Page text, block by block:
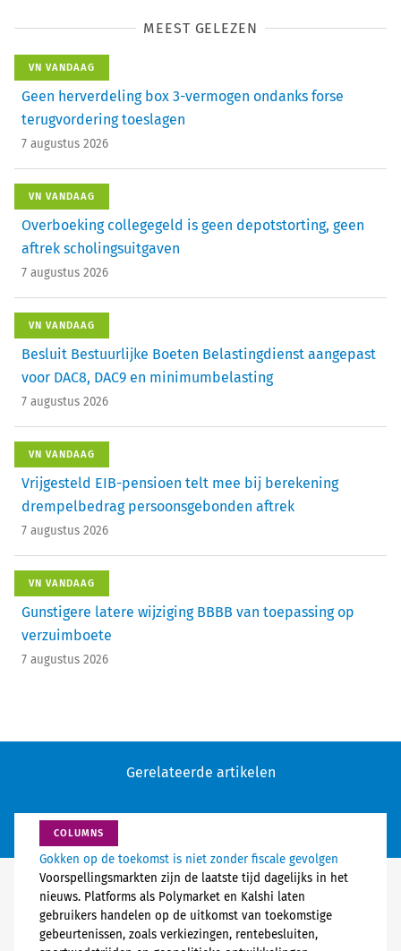
MEEST GELEZEN
VN VANDAAG
Geen herverdeling box 3-vermogen ondanks forse
terugvordering toeslagen
7 augustus 2026
VN VANDAAG
Overboeking collegegeld is geen depotstorting, geen
aftrek scholingsuitgaven
7 augustus 2026
VN VANDAAG
Besluit Bestuurlijke Boeten Belastingdienst aangepast
voor DAC8, DAC9 en minimumbelasting
7 augustus 2026
VN VANDAAG
Vrijgesteld EIB-pensioen telt mee bij berekening
drempelbedrag persoonsgebonden aftrek
7 augustus 2026
VN VANDAAG
Gunstigere latere wijziging BBBB van toepassing op
verzuimboete
7 augustus 2026
Gerelateerde artikelen
COLUMNS
Gokken op de toekomst is niet zonder fiscale gevolgen
Voorspellingsmarkten zijn de laatste tijd dagelijks in het
nieuws. Platforms als Polymarket en Kalshi laten
gebruikers handelen op de uitkomst van toekomstige
gebeurtenissen, zoals verkiezingen, rentebesluiten,